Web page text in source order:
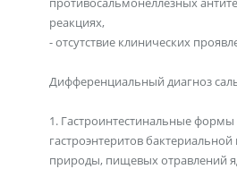
реакциях,
- отсутствие клинических
Дифференциальный диагноз
1. Гастроинтестинальные формы
гастроэнтеритов
природы, пищевых отравлений